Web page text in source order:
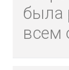
была
всем